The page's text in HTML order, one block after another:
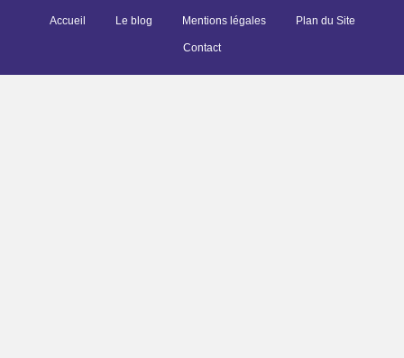
Accueil Le blog Mentions légales Plan du Site
Contact